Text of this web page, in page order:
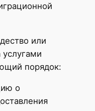
или
порядок:
о